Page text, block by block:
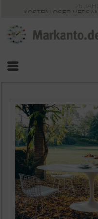
KOSTENLOSER
VIELFÄLTIGE